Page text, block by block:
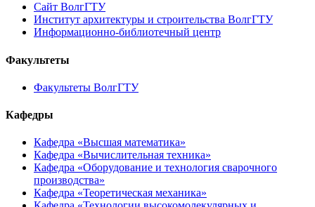
Сайт ВолгГТУ
Институт архитектуры и строительства ВолгГТУ
Информационно-библиотечный центр
Факультеты
Факультеты ВолгГТУ
Кафедры
Кафедра «Высшая математика»
Кафедра «Вычислительная техника»
Кафедра «Оборудование и технология сварочного
производства»
Кафедра «Теоретическая механика»